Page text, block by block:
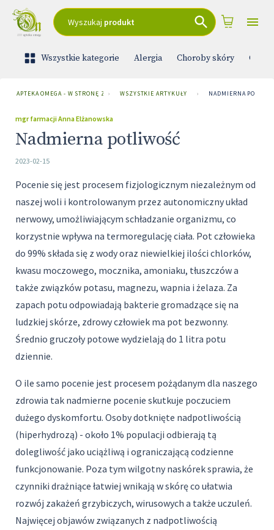
Wyszukaj produkt
Wszystkie kategorie Alergia Choroby skóry Ciąża
APTEKA OMEGA - W STRONĘ ZDROWIA
› WSZYSTKIE ARTYKUŁY › NADMIERNA
mgr farmacji Anna Elżanowska
Nadmierna potliwość
2023-02-15
Pocenie się jest procesem fizjologicznym niezależnym od
naszej woli i kontrolowanym przez autonomiczny układ
nerwowy, umożliwiającym schładzanie organizmu, co
korzystnie wpływa na termoregulację ciała. Pot człowieka
do 99% składa się z wody oraz niewielkiej ilości chlorków,
kwasu moczowego, mocznika, amoniaku, tłuszczów a
także związków potasu, magnezu, wapnia i żelaza. Za
zapach potu odpowiadają bakterie gromadzące się na
ludzkiej skórze, zdrowy człowiek ma pot bezwonny.
Średnio gruczoły potowe wydzielają do 1 litra potu
dziennie.
O ile samo pocenie jest procesem pożądanym dla naszego
zdrowia tak nadmierne pocenie skutkuje poczuciem
dużego dyskomfortu. Osoby dotknięte nadpotliwością
(hiperhydrozą) - około 1% populacji odbierają tą
dolegliwość jako uciążliwą i ograniczającą codzienne
funkcjonowanie. Poza tym wilgotny naskórek sprawia, że
czynniki drażniące łatwiej wnikają w skórę co ułatwia
rozwój zakażeń grzybiczych, wirusowych a także uczuleń.
Najwięcej objawów związanych z nadpotliwością